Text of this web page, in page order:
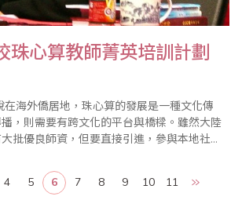
珠心算教師菁英培訓計劃
，則需要有跨文化的平台與橋樑。雖然大陸
批優良師資，但要直接引進，參與本地社
東南亞、韓國、日本、印度等，對珠心算的
使然。 推廣珠心算始於中文學校
4 5 6 7 8 9 10 11